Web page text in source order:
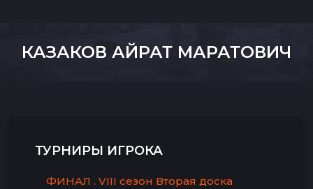
КАЗАКОВ АЙРАТ МАРАТОВИЧ
ТУРНИРЫ ИГРОКА
ФИНАЛ . VIII сезон Вторая доска